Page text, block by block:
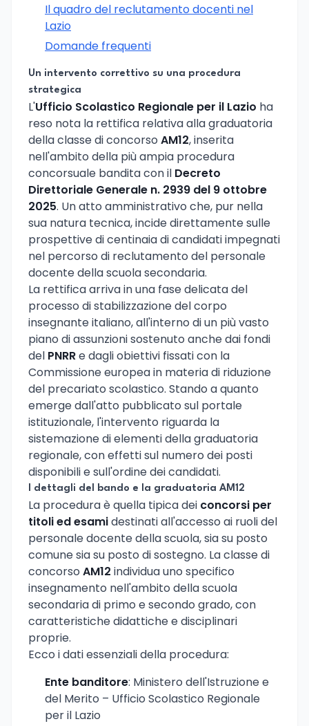
Il quadro del reclutamento docenti nel
Lazio
Domande frequenti
Un intervento correttivo su una procedura
strategica
L'Ufficio Scolastico Regionale per il Lazio ha
reso nota la rettifica relativa alla graduatoria
della classe di concorso AM12, inserita
nell'ambito della più ampia procedura
concorsuale bandita con il Decreto
Direttoriale Generale n. 2939 del 9 ottobre
2025. Un atto amministrativo che, pur nella
sua natura tecnica, incide direttamente sulle
prospettive di centinaia di candidati impegnati
nel percorso di reclutamento del personale
docente della scuola secondaria.
La rettifica arriva in una fase delicata del
processo di stabilizzazione del corpo
insegnante italiano, all'interno di un più vasto
piano di assunzioni sostenuto anche dai fondi
del PNRRe dagli obiettivi fissati con la
Commissione europea in materia di riduzione
del precariato scolastico. Stando a quanto
emerge dall'atto pubblicato sul portale
istituzionale, l'intervento riguarda la
sistemazione di elementi della graduatoria
regionale, con effetti sul numero dei posti
disponibili e sull'ordine dei candidati.
I dettagli del bando e la graduatoria AM12
La procedura è quella tipica dei concorsi per
titoli ed esamidestinati all'accesso ai ruoli del
personale docente della scuola, sia su posto
comune sia su posto di sostegno. La classe di
concorso AM12 individua uno specifico
insegnamento nell'ambito della scuola
secondaria di primo e secondo grado, con
caratteristiche didattiche e disciplinari
proprie.
Ecco i dati essenziali della procedura:
Ente banditore: Ministero dell'Istruzione e
del Merito – Ufficio Scolastico Regionale
per il Lazio